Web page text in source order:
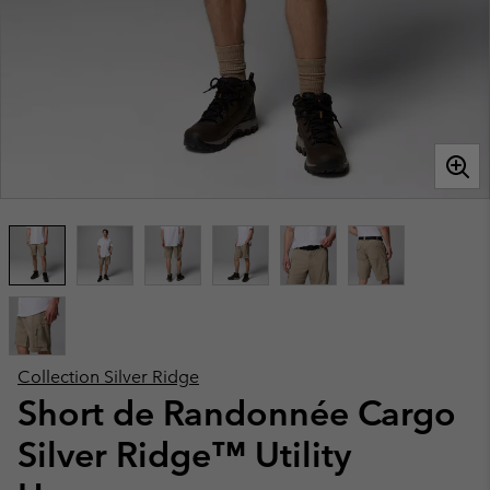
Collection Silver Ridge
Short de Randonnée Cargo
Silver Ridge™ Utility